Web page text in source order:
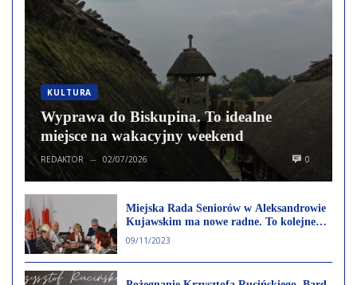
KULTURA
Wyprawa do Biskupina. To idealne
miejsce na wakacyjny weekend
REDAKTOR — 02/07/2026 0
Miejska Rada Seniorów w Aleksandrowie
Kujawskim ma nowe radne. To kolejne
ciało konsultacyjne UM
09/11/2023